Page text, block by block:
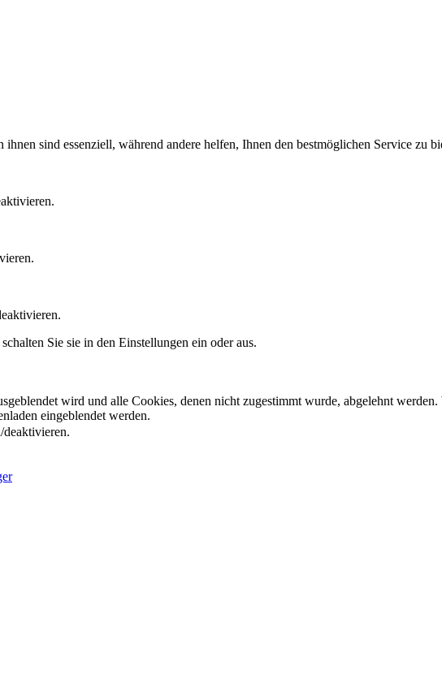
sind essenziell, während andere helfen, Ihnen den bestmöglichen Service zu
Sie sie in den Einstellungen ein oder aus.
wird und alle Cookies, denen nicht zugestimmt wurde, abgelehnt
eingeblendet werden.